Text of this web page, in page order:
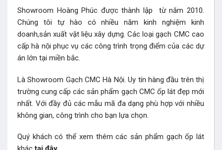
Showroom Hoàng Phúc được thành lập từ năm 2010.
Chúng tôi tự hào có nhiều năm kinh nghiệm kinh
doanh,sản xuất vật liệu xây dựng. Các loại gạch CMC cao
cấp hà nội phục vụ các công trình trọng điểm của các dự
án lớn tại miền bắc.
Là Showroom Gạch CMC Hà Nội. Uy tín hàng đầu trên thị
trường cung cấp các sản phẩm gạch CMC ốp lát đẹp mới
nhất. Với đầy đủ các mẫu mã đa dạng phù hợp với nhiều
không gian, công trình cho bạn lựa chọn.
Quý khách có thể xem thêm các sản phẩm gạch ốp lát